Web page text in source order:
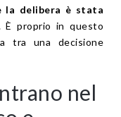
la delibera è stata
È proprio in questo
tra una decisione
nel